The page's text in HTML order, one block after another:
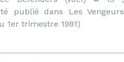
publié dans Les Vengeurs
1er trimestre 1981)